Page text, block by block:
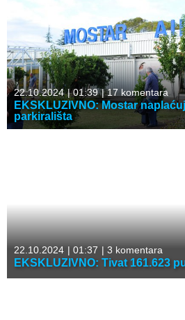
22.10.2024 |01:39 |17 komentara
EKSKLUZIVNO: Mostar
parkirališta
22.10.2024 | 01:37 | 3 komentara
EKSKLUZIVNO: Tivat 161.623